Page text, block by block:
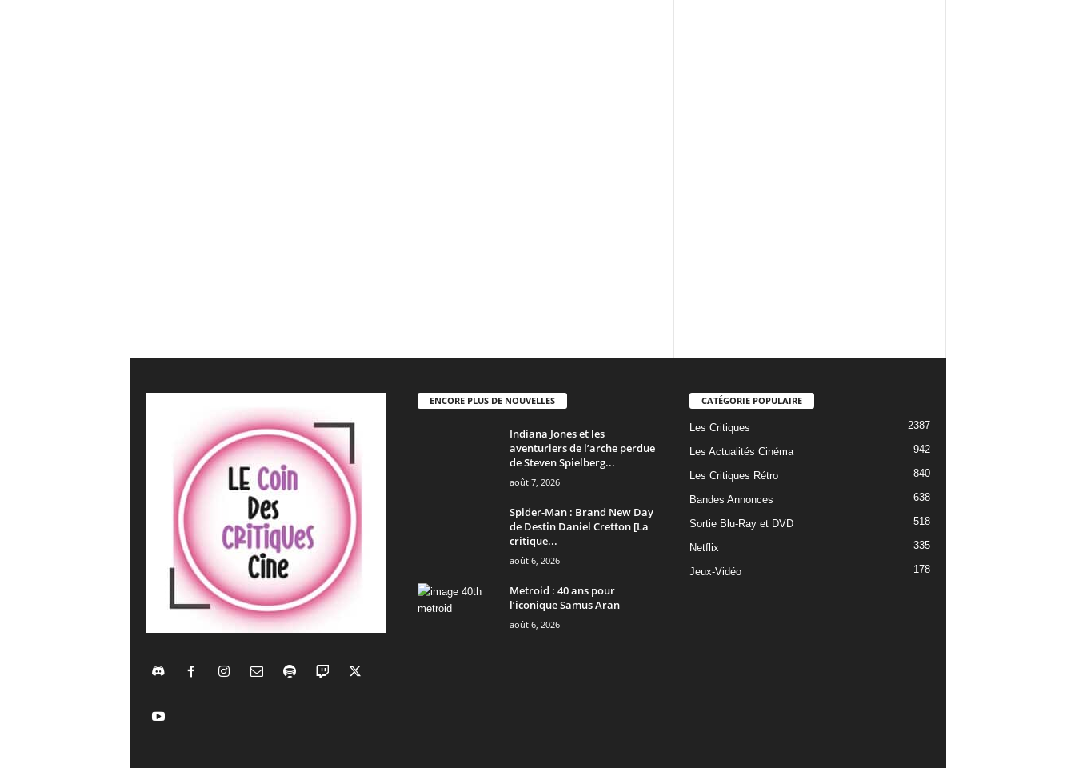
ENCORE PLUS DE NOUVELLES
Indiana Jones et les
aventuriers de l’arche perdue
de Steven Spielberg...
août 7, 2026
Spider-Man : Brand New Day
de Destin Daniel Cretton [La
critique...
août 6, 2026
Metroid : 40 ans pour
l’iconique Samus Aran
août 6, 2026
CATÉGORIE POPULAIRE
Les Critiques 2387
Les Actualités Cinéma 942
Les Critiques Rétro 840
Bandes Annonces 638
Sortie Blu-Ray et DVD 518
Netflix 335
Jeux-Vidéo 178